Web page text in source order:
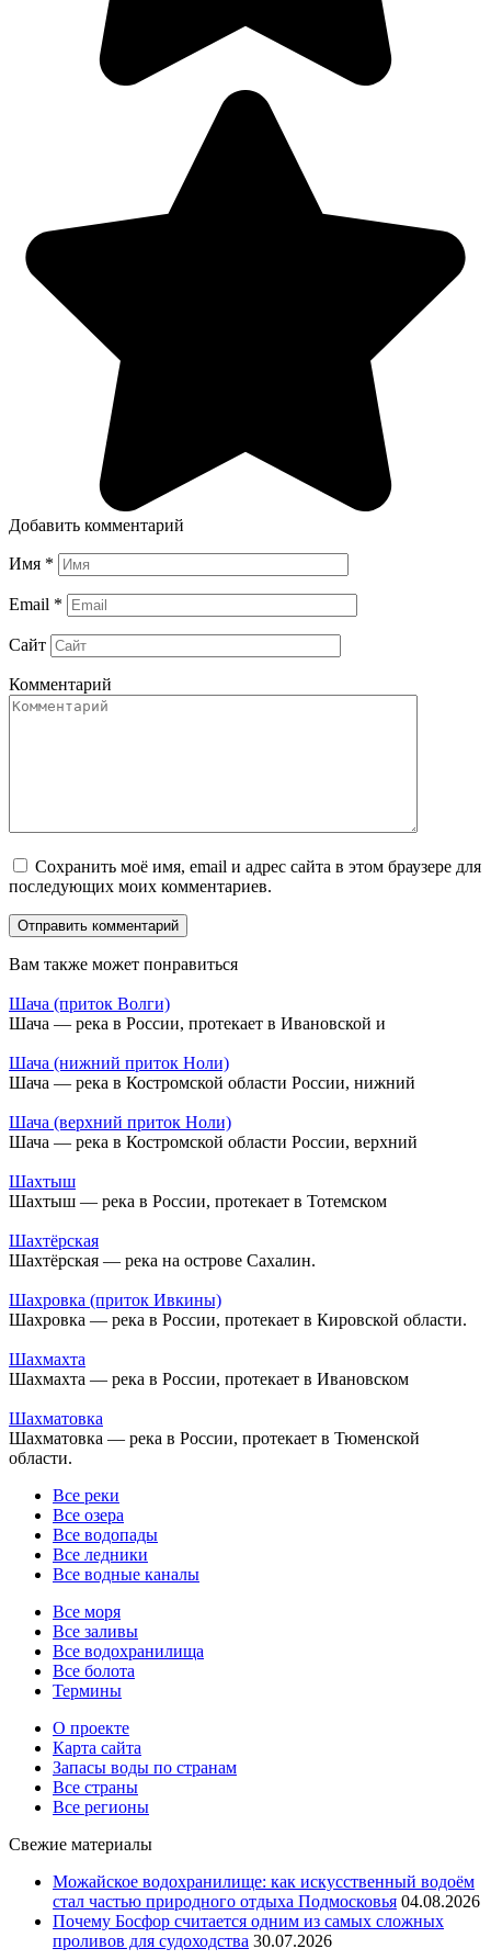
Добавить комментарий
Имя *
Email *
Сайт
Комментарий
Сохранить моё имя, email и адрес сайта в этом браузере для
последующих моих комментариев.
Вам также может понравиться
Шача (приток Волги)
Шача — река в России, протекает в Ивановской и
Шача (нижний приток Ноли)
Шача — река в Костромской области России, нижний
Шача (верхний приток Ноли)
Шача — река в Костромской области России, верхний
Шахтыш
Шахтыш — река в России, протекает в Тотемском
Шахтёрская
Шахтёрская — река на острове Сахалин.
Шахровка (приток Ивкины)
Шахровка — река в России, протекает в Кировской области.
Шахмахта
Шахмахта — река в России, протекает в Ивановском
Шахматовка
Шахматовка — река в России, протекает в Тюменской
области.
Все реки
Все озера
Все водопады
Все ледники
Все водные каналы
Все моря
Все заливы
Все водохранилища
Все болота
Термины
О проекте
Карта сайта
Запасы воды по странам
Все страны
Все регионы
Свежие материалы
Можайское водохранилище: как искусственный водоём
стал частью природного отдыха Подмосковья 04.08.2026
Почему Босфор считается одним из самых сложных
проливов для судоходства 30.07.2026